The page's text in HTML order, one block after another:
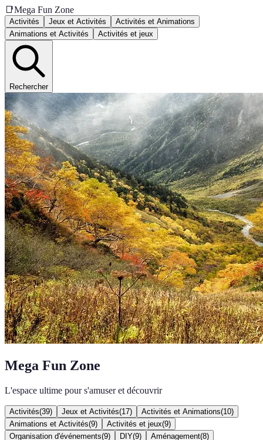
📑Mega Fun Zone
Activités Jeux et Activités
Activités et Animations
Animations et Activités
Activités et jeux
Rechercher
Mega Fun Zone
L'espace ultime pour s'amuser et découvrir
Activités(39) Jeux et Activités(17) Activités et Animations(10)
Animations et Activités(9) Activités et jeux(9)
Organisation d'événements(9) DIY(9) Aménagement(8)